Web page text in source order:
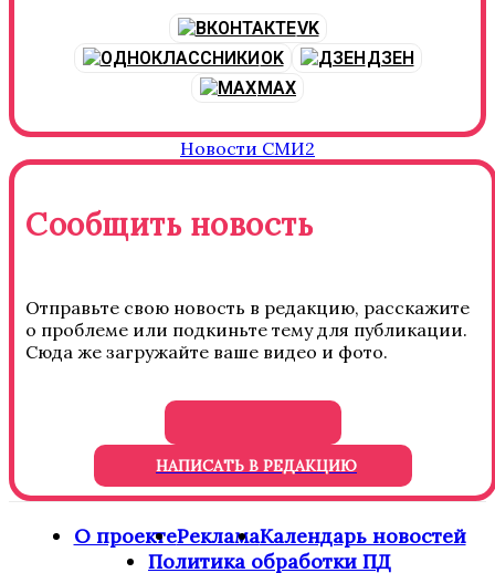
VK
OK
ДЗЕН
MAX
Новости СМИ2
Сообщить новость
Отправьте свою новость в редакцию, расскажите
о проблеме или подкиньте тему для публикации.
Сюда же загружайте ваше видео и фото.
НАПИСАТЬ В РЕДАКЦИЮ
О проектеРекламаКалендарь новостей
Политика обработки ПД